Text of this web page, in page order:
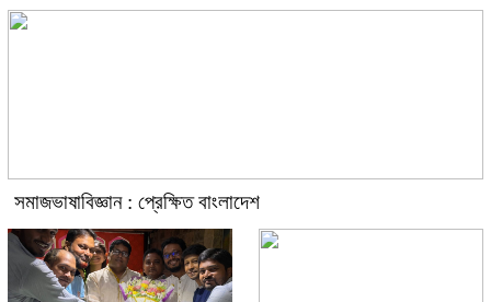
সমাজভাষাবিজ্ঞান : প্রেক্ষিত বাংলাদেশ